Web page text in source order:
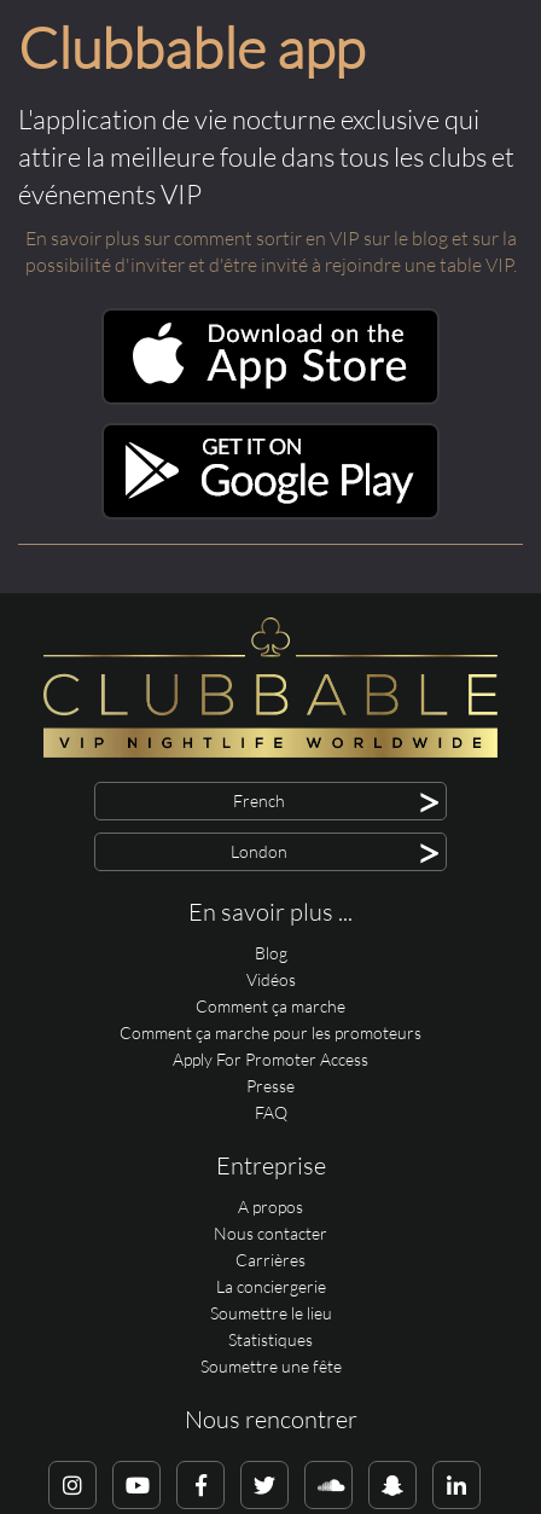
Clubbable app
L'application de vie nocturne exclusive qui
attire la meilleure foule dans tous les clubs et
événements VIP
En savoir plus sur comment sortir en VIP sur le blog et sur la
possibilité d'inviter et d'être invité à rejoindre une table VIP.
French >
London >
En savoir plus ...
Blog
Vidéos
Comment ça marche
Comment ça marche pour les promoteurs
Apply For Promoter Access
Presse
FAQ
Entreprise
A propos
Nous contacter
Carrières
La conciergerie
Soumettre le lieu
Statistiques
Soumettre une fête
Nous rencontrer